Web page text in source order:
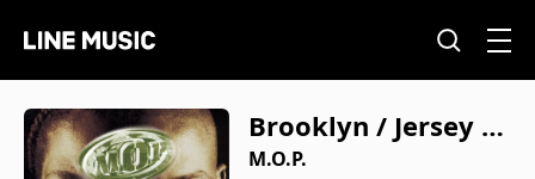
Brooklyn / Jersey G
et Wild
M.O.P.